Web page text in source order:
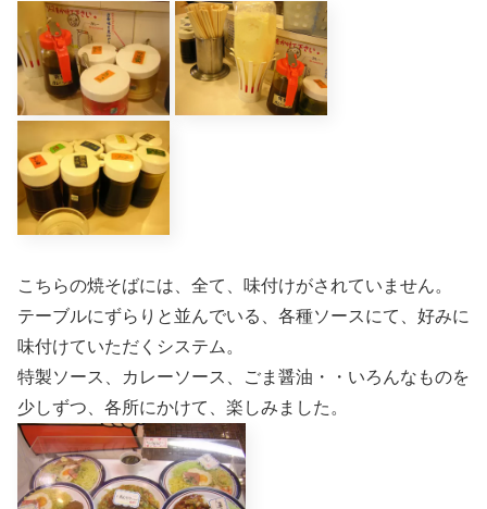
こちらの焼そばには、全て、味付けがされていません。
テーブルにずらりと並んでいる、各種ソースにて、好みに
味付けていただくシステム。
特製ソース、カレーソース、ごま醤油・・いろんなものを
少しずつ、各所にかけて、楽しみました。